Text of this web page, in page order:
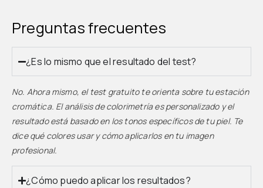
Preguntas frecuentes
¿Es lo mismo que el resultado del test?
No. Ahora mismo, el test gratuito te orienta sobre tu estación
cromática. El análisis de colorimetría es personalizado y el
resultado está basado en los tonos específicos de tu piel. Te
dice qué colores usar y cómo aplicarlos en tu imagen
profesional.
¿Cómo puedo aplicar los resultados?